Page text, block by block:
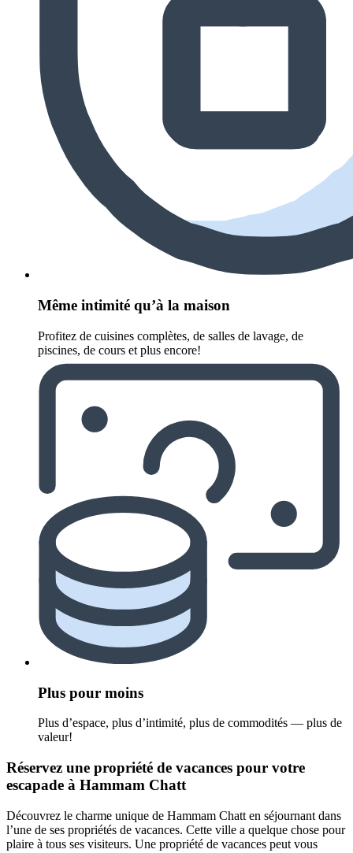
Même intimité qu’à la maison
Profitez de cuisines complètes, de salles de lavage, de
piscines, de cours et plus encore!
Plus pour moins
Plus d’espace, plus d’intimité, plus de commodités — plus de
valeur!
Réservez une propriété de vacances pour votre
escapade à Hammam Chatt
Découvrez le charme unique de Hammam Chatt en séjournant dans
l’une de ses propriétés de vacances. Cette ville a quelque chose pour
plaire à tous ses visiteurs. Une propriété de vacances peut vous